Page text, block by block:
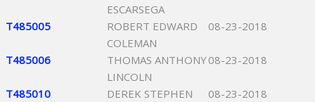
ESCARSEGA
T485005
ROBERT EDWARD
COLEMAN
08-23-2018
T485006
THOMAS ANTHONY
LINCOLN
08-23-2018
T485010
DEREK STEPHEN
08-23-2018